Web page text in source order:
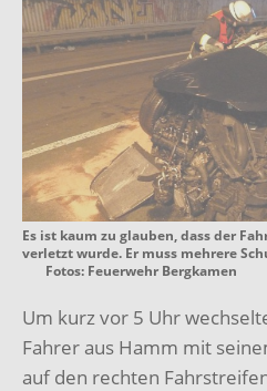
Es ist kaum zu glauben, dass der
verletzt wurde. Er muss
Fotos: Feuerwehr Bergkamen
Um kurz vor 5 Uhr
Fahrer aus Hamm mit
auf den rechten